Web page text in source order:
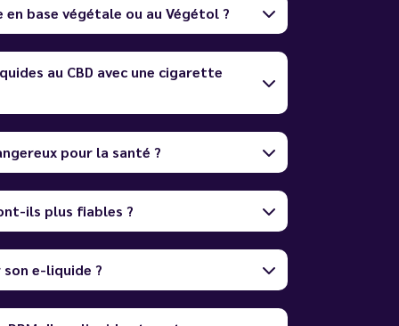
en base végétale ou au Végétol ?
au CBD avec une cigarette
pour la santé ?
ils plus fiables ?
e-liquide ?